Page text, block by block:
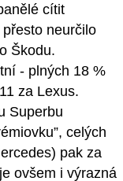
cítit
neurčilo
Škodu.
- plných 18 %
za Lexus.
Superbu
celých
pak za
ovšem i výrazná